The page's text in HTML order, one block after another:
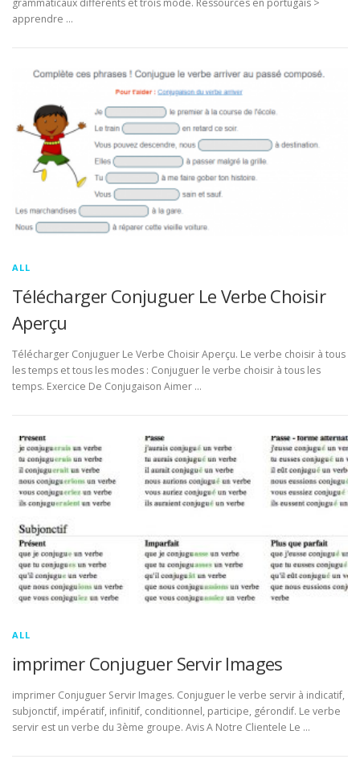
grammaticaux différents et trois mode. Ressources en portugais >
apprendre …
ALL
Télécharger Conjuguer Le Verbe Choisir
Aperçu
Télécharger Conjuguer Le Verbe Choisir Aperçu. Le verbe choisir à tous
les temps et tous les modes : Conjuguer le verbe choisir à tous les
temps. Exercice De Conjugaison Aimer …
ALL
imprimer Conjuguer Servir Images
imprimer Conjuguer Servir Images. Conjuguer le verbe servir à indicatif,
subjonctif, impératif, infinitif, conditionnel, participe, gérondif. Le verbe
servir est un verbe du 3ème groupe. Avis A Notre Clientele Le …